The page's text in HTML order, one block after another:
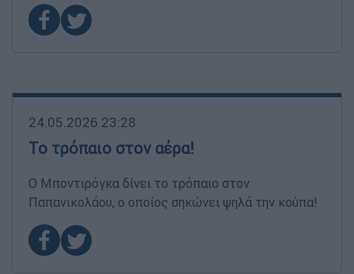
24.05.2026 23:28
Το τρόπαιο στον αέρα!
Ο Μποντιρόγκα δίνει το τρόπαιο στον
Παπανικολάου, ο οποίος σηκώνει ψηλά την κούπα!